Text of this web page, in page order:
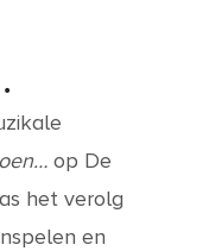
op De
het verolg
en